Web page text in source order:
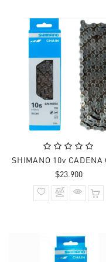
$23.900Precio
normal